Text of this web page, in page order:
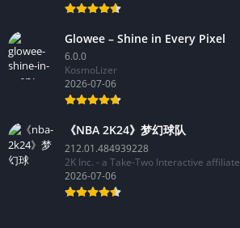
Glowee – Shine in Every Pixel
6.0.0
KosmoLizer
2026-07-06
《NBA 2K24》梦幻球队
212.01.484939228
2K Inc. - a Take-Two Interactive affiliate
2026-07-06